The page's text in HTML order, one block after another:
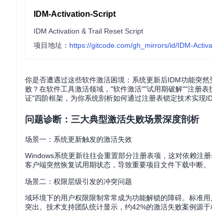
IDM-Activation-Script
IDM Activation & Trail Reset Script
项目地址： https://gitcode.com/gh_mirrors/id/IDM-
你是否遭遇过这些软件激活困境：系统更新后IDM功能突
败？在软件工具激活领域，"软件激活""试用期破解""注册
证"四阶框架，为你系统剖析如何通过注册表锁定技术实现
问题诊断：三大典型激活失败场景深度剖析
场景一：系统更新触发的激活失效
Windows系统更新往往会重置部分注册表项，这对依赖注
客户端突然恢复试用期状态，导致重要项目文件下载中断。
场景二：权限层级引发的冲突问题
域环境下的用户权限限制常常成为功能解锁的障碍。标准
突出。技术支持团队统计显示，约42%的激活失败案例源于